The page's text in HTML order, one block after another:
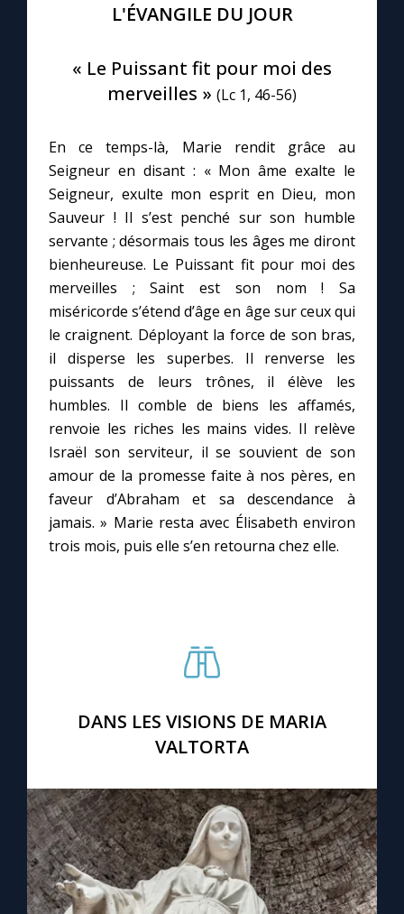
Le site internet
Prier au quotidien
Avec Thérèse de Lisieux
L'Évangile chaque jour
Les premiers samedis du mois
Marie qui défait les nœuds
Me consacrer à Jésus par Marie
Mes intentions de prière
Une Minute avec Marie
Chapelet pour le monde
Contact
Faire un don
Marie de Nazareth
L'ÉVANGILE DU JOUR
« Le Puissant fit pour moi des
merveilles » (Lc 1, 46-56)
En ce temps-là, Marie rendit grâce au
Seigneur en disant : « Mon âme exalte le
Seigneur, exulte mon esprit en Dieu, mon
Sauveur ! Il s’est penché sur son humble
servante ; désormais tous les âges me diront
bienheureuse. Le Puissant fit pour moi des
merveilles ; Saint est son nom ! Sa
miséricorde s’étend d’âge en âge sur ceux qui
le craignent. Déployant la force de son bras,
il disperse les superbes. Il renverse les
puissants de leurs trônes, il élève les
humbles. Il comble de biens les affamés,
renvoie les riches les mains vides. Il relève
Israël son serviteur, il se souvient de son
amour de la promesse faite à nos pères, en
faveur d’Abraham et sa descendance à
jamais. » Marie resta avec Élisabeth environ
trois mois, puis elle s’en retourna chez elle.
DANS LES VISIONS DE MARIA
VALTORTA